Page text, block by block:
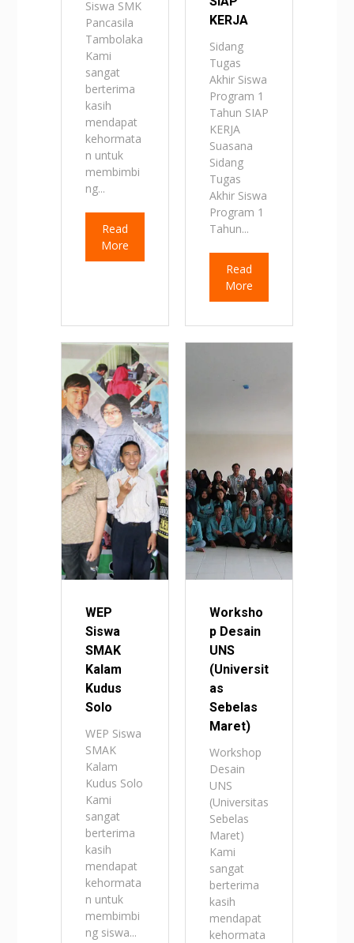
Siswa SMK
Pancasila
Tambolaka
Kami
sangat
berterima
kasih
mendapat
kehormata
n untuk
membimbi
ng...
Read
More
KERJA
Sidang
Tugas
Akhir Siswa
Program 1
Tahun SIAP
KERJA
Suasana
Sidang
Tugas
Akhir Siswa
Program 1
Tahun...
Read
More
WEP
Siswa
SMAK
Kalam
Kudus
Solo
WEP Siswa
SMAK
Kalam
Kudus Solo
Kami
sangat
berterima
kasih
mendapat
kehormata
n untuk
membimbi
ng siswa...
Worksho
p Desain
UNS
(Universit
as
Sebelas
Maret)
Workshop
Desain
UNS
(Universitas
Sebelas
Maret)
Kami
sangat
berterima
kasih
mendapat
kehormata